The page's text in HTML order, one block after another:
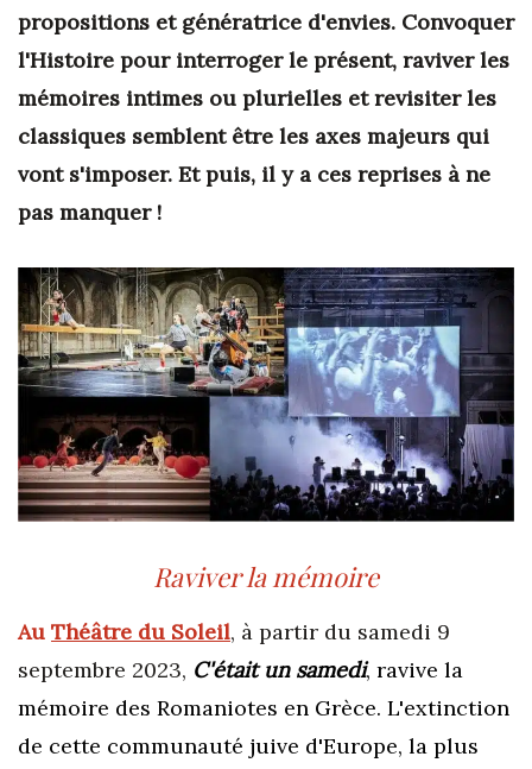
propositions et génératrice d'envies. Convoquer
l'Histoire pour interroger le présent, raviver les
mémoires intimes ou plurielles et revisiter les
classiques semblent être les axes majeurs qui
vont s'imposer. Et puis, il y a ces reprises à ne
pas manquer !
Raviver la mémoire
Au Théâtre du Soleil, à partir du samedi 9
septembre 2023, C'était un samedi, ravive la
mémoire des Romaniotes en Grèce. L'extinction
de cette communauté juive d'Europe, la plus